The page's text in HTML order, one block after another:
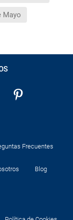
Mayo
Frecuentes
Blog